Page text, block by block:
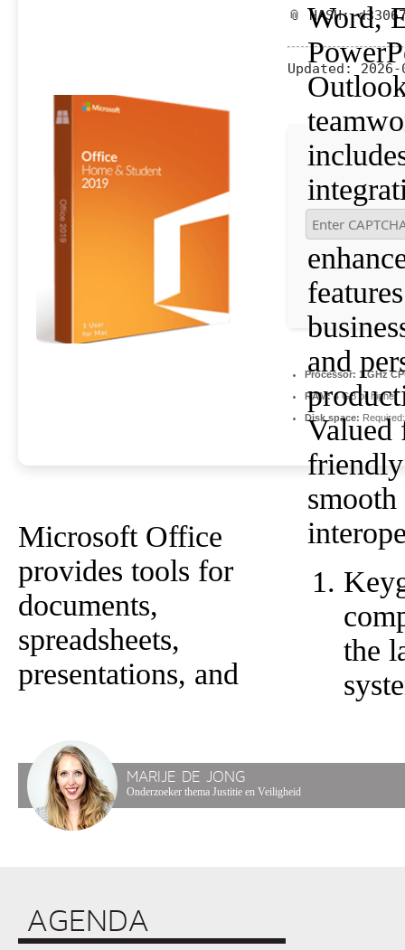
📎 HASH:
Updated: 2026-
Processor: 1 GHz
RAM:4 GB or higher
Disk space:
Microsoft Office
provides tools for
documents,
spreadsheets,
presentations, and
Word,
and
Valued
smooth
the
MARIJE DE JONG
Onderzoeker thema Justitie en Veiligheid
AGENDA